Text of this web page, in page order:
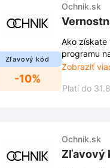
Zľavový kód
-10%
Ochnik.sk
Ako získate
programu
sa aktivuje
odkaze.
Zobraziť
Platí do
Ochnik.sk
Zľavový